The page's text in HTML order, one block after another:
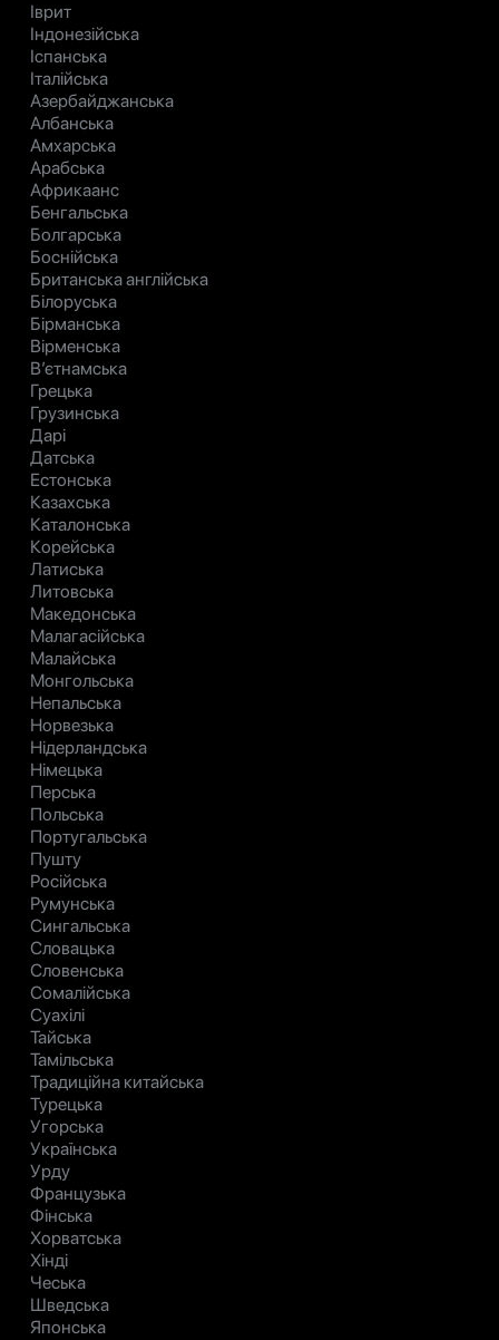
Іврит
Індонезійська
Іспанська
Італійська
Азербайджанська
Албанська
Амхарська
Арабська
Африкаанс
Бенгальська
Болгарська
Боснійська
Британська англійська
Білоруська
Бірманська
Вірменська
В’єтнамська
Грецька
Грузинська
Дарі
Датська
Естонська
Казахська
Каталонська
Корейська
Латиська
Литовська
Македонська
Малагасійська
Малайська
Монгольська
Непальська
Норвезька
Нідерландська
Німецька
Перська
Польська
Португальська
Пушту
Російська
Румунська
Сингальська
Словацька
Словенська
Сомалійська
Суахілі
Тайська
Тамільська
Традиційна китайська
Турецька
Угорська
Українська
Урду
Французька
Фінська
Хорватська
Хінді
Чеська
Шведська
Японська